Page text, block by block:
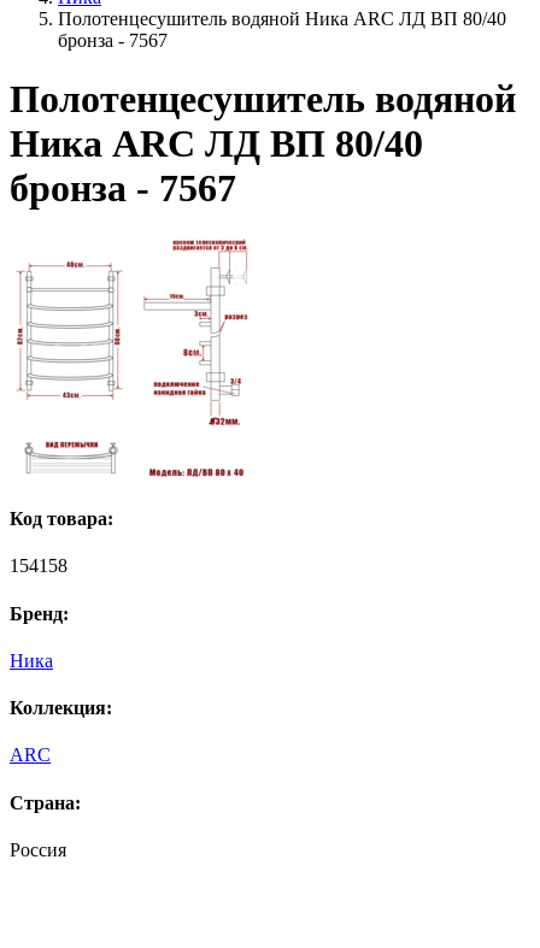
Полотенцесушитель водяной Ника ARC ЛД ВП 80/40
бронза - 7567
Полотенцесушитель водяной
Ника ARC ЛД ВП 80/40
бронза - 7567
Код товара:
154158
Бренд:
Ника
Коллекция:
ARC
Страна:
Россия